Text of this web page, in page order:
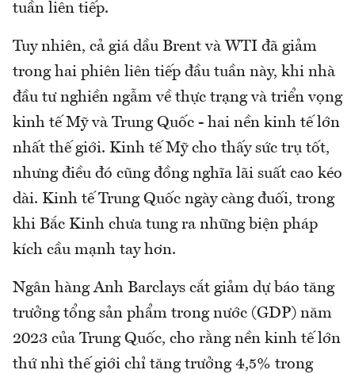
tuần liên tiếp.
Tuy nhiên, cả giá dầu Brent và WTI đã giảm
trong hai phiên liên tiếp đầu tuần này, khi nhà
đầu tư nghiền ngẫm về thực trạng và triển vọng
kinh tế Mỹ và Trung Quốc - hai nền kinh tế lớn
nhất thế giới. Kinh tế Mỹ cho thấy sức trụ tốt,
nhưng điều đó cũng đồng nghĩa lãi suất cao kéo
dài. Kinh tế Trung Quốc ngày càng đuối, trong
khi Bắc Kinh chưa tung ra những biện pháp
kích cầu mạnh tay hơn.
Ngân hàng Anh Barclays cắt giảm dự báo tăng
trưởng tổng sản phẩm trong nước (GDP) năm
2023 của Trung Quốc, cho rằng nền kinh tế lớn
thứ nhì thế giới chỉ tăng trưởng 4,5% trong